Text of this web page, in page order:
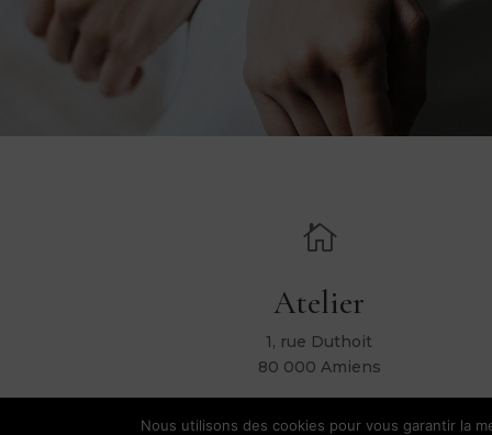

Atelier
1, rue Duthoit
80 000 Amiens
Hélène
Nous utilisons des cookies pour vous garantir la